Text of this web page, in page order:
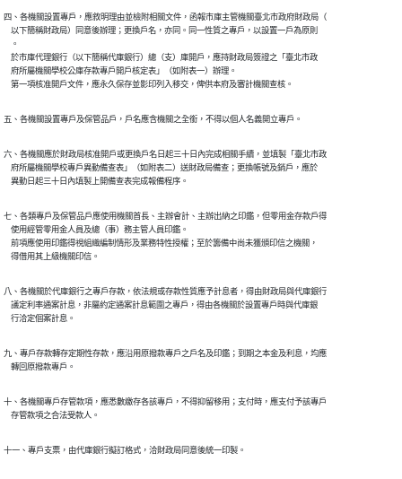
四、各機關設置專戶，應敘明理由並檢附相關文件，函報市庫主管機關臺北市政府財政局（
    以下簡稱財政局）同意後辦理；更換戶名，亦同。同一性質之專戶，以設置一戶為原則
    。
    於市庫代理銀行（以下簡稱代庫銀行）總（支）庫開戶，應持財政局簽證之「臺北市政
    府所屬機關學校公庫存款專戶開戶核定表」（如附表一）辦理。
    第一項核准開戶文件，應永久保存並影印列入移交，俾供本府及審計機關查核。
五、各機關設置專戶及保管品戶，戶名應含機關之全銜，不得以個人名義開立專戶。
六、各機關應於財政局核准開戶或更換戶名日起三十日內完成相關手續，並填製「臺北市政
    府所屬機關學校專戶異動備查表」（如附表二）送財政局備查；更換帳號及銷戶，應於
    異動日起三十日內填製上開備查表完成報備程序。
七、各類專戶及保管品戶應使用機關首長、主辦會計、主辦出納之印鑑，但零用金存款戶得
    使用經管零用金人員及總（事）務主管人員印鑑。
    前項應使用印鑑得視組織編制情形及業務特性授權；至於籌備中尚未獲頒印信之機關，
    得借用其上級機關印信。
八、各機關於代庫銀行之專戶存款，依法規或存款性質應予計息者，得由財政局與代庫銀行
    議定利率通案計息，非屬約定通案計息範圍之專戶，得由各機關於設置專戶時與代庫銀
    行洽定個案計息。
九、專戶存款轉存定期性存款，應沿用原撥款專戶之戶名及印鑑；到期之本金及利息，均應
    轉回原撥款專戶。
十、各機關專戶存管款項，應悉數繳存各該專戶，不得抑留移用；支付時，應支付予該專戶
    存管款項之合法受款人。
十一、專戶支票，由代庫銀行擬訂格式，洽財政局同意後統一印製。